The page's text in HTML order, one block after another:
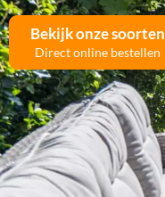
Bekijk onze soorten
Direct online bestellen